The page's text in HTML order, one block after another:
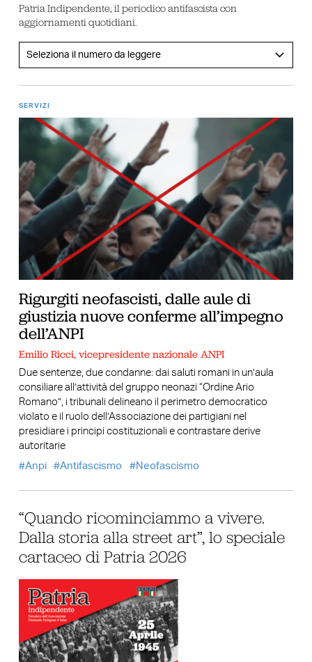
Patria Indipendente, il periodico antifascista con
aggiornamenti quotidiani.
SERVIZI
Rigurgiti neofascisti, dalle aule di
giustizia nuove conferme all’impegno
dell’ANPI
Emilio Ricci, vicepresidente nazionale ANPI
Due sentenze, due condanne: dai saluti romani in un’aula
consiliare all’attività del gruppo neonazi “Ordine Ario
Romano”, i tribunali delineano il perimetro democratico
violato e il ruolo dell’Associazione dei partigiani nel
presidiare i principi costituzionali e contrastare derive
autoritarie
Anpi
Antifascismo Neofascismo
“Quando ricominciammo a vivere.
Dalla storia alla street art”, lo speciale
cartaceo di Patria 2026